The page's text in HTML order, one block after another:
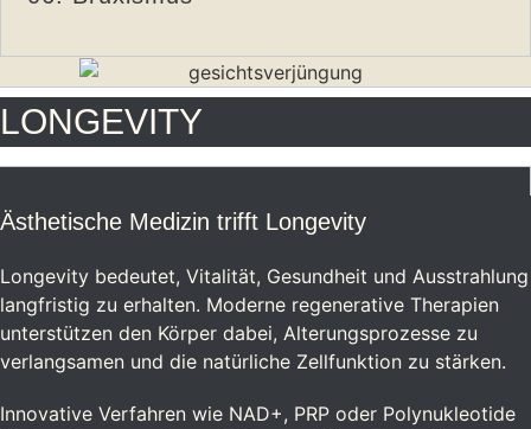
LONGEVITY
Ästhetische Medizin trifft Longevity
Longevity bedeutet, Vitalität, Gesundheit und Ausstrahlung
langfristig zu erhalten. Moderne regenerative Therapien
unterstützen den Körper dabei, Alterungsprozesse zu
verlangsamen und die natürliche Zellfunktion zu stärken.
Innovative Verfahren wie NAD+, PRP oder Polynukleotide